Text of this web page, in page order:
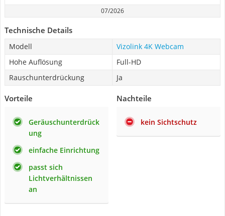
07/2026
Technische Details
Modell
Vizolink 4K Webcam
Hohe Auflösung
Full-HD
Rauschunterdrückung
Ja
Vorteile
Geräuschunterdrück
ung
einfache Einrichtung
passt sich
Lichtverhältnissen
an
Nachteile
kein Sichtschutz